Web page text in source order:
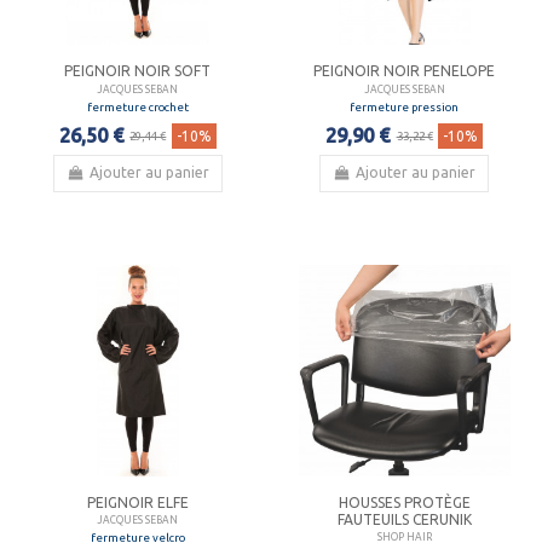
PEIGNOIR NOIR SOFT
JACQUES SEBAN
fermeture crochet
26,50 € 29,44 € -10%
Ajouter au panier
PEIGNOIR NOIR PENELOPE
JACQUES SEBAN
fermeture pression
29,90 € 33,22 € -10%
Ajouter au panier
PEIGNOIR ELFE
JACQUES SEBAN
fermeture velcro
HOUSSES PROTÈGE
FAUTEUILS CERUNIK
SHOP HAIR